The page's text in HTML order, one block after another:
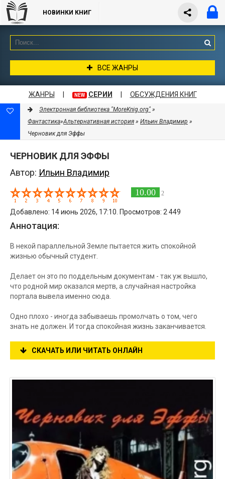
НОВИНКИ КНИГ
ВСЕ ЖАНРЫ
ЖАНРЫ NEW СЕРИИ ОБСУЖДЕНИЯ КНИГ
Электронная библиотека "MoreKnig.org" »
Фантастика»Альтернативная история » Ильин Владимир »
Черновик для Эффы
ЧЕРНОВИК ДЛЯ ЭФФЫ
Автор: Ильин Владимир
10.00 2
Добавлено: 14 июнь 2026, 17:10. Просмотров: 2 449
Аннотация:
В некой параллельной Земле пытается жить спокойной
жизнью обычный студент.
Делает он это по поддельным документам - так уж вышло,
что родной мир оказался мертв, а случайная настройка
портала вывела именно сюда.
Одно плохо - иногда забываешь промолчать о том, чего
знать не должен. И тогда спокойная жизнь заканчивается.
СКАЧАТЬ ИЛИ ЧИТАТЬ ОНЛАЙН